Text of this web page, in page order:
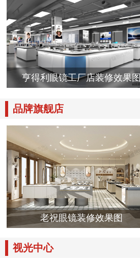
亨得利眼镜工厂店装修效果图
品牌旗舰店
老祝眼镜装修效果图
视光中心